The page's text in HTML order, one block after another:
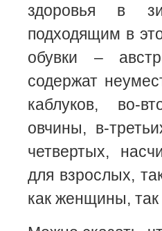
здоровья в
подходящим в
обувки –
содержат
каблуков, во-
овчины, в-
четвертых,
для взрослых,
как женщины,